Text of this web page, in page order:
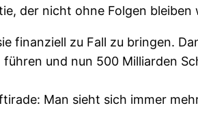
der nicht ohne Folgen bleiben
finanziell zu Fall zu bringen.
und nun 500 Milliarden
Man sieht sich immer